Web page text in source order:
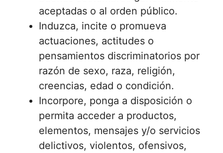
aceptadas o al orden público.
Induzca, incite o promueva
actuaciones, actitudes o
pensamientos discriminatorios por
razón de sexo, raza, religión,
creencias, edad o condición.
Incorpore, ponga a disposición o
permita acceder a productos,
elementos, mensajes y/o servicios
delictivos, violentos, ofensivos,